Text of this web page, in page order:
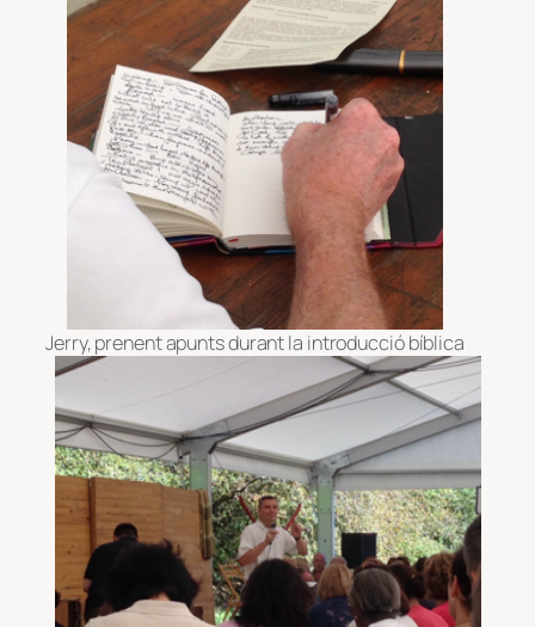
Jerry, prenent apunts durant la introducció bíblica